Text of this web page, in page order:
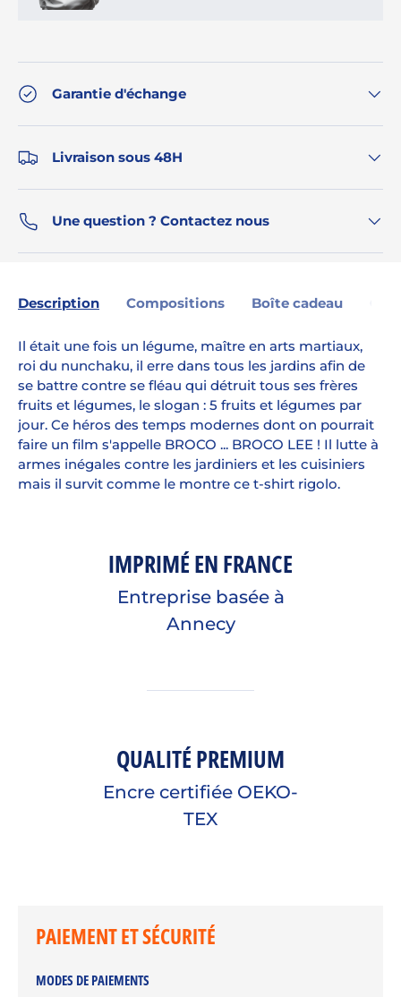
Garantie d'échange
Livraison sous 48H
Une question ? Contactez nous
Description Compositions Boîte cadeau
Il était une fois un légume, maître en arts martiaux,
roi du nunchaku, il erre dans tous les jardins afin de
se battre contre se fléau qui détruit tous ses frères
fruits et légumes, le slogan : 5 fruits et légumes par
jour. Ce héros des temps modernes dont on pourrait
faire un film s'appelle BROCO ... BROCO LEE ! Il lutte à
armes inégales contre les jardiniers et les cuisiniers
mais il survit comme le montre ce t-shirt rigolo.
IMPRIMÉ EN FRANCE
Entreprise basée à
Annecy
QUALITÉ PREMIUM
Encre certifiée OEKO-
TEX
PAIEMENT ET SÉCURITÉ
MODES DE PAIEMENTS